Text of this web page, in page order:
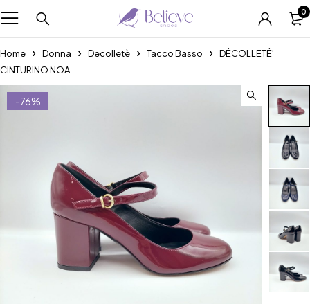
0
Home Donna Decolletè Tacco Basso
DÉCOLLETÉ’
CINTURINO NOA
-76%